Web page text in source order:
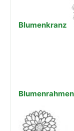
Blumenkranz
Blumenrahmen